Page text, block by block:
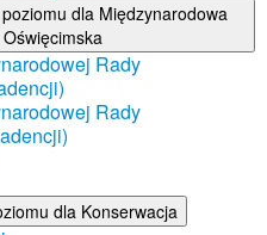
dla Międzynarodowa
Rady
Rady
dla Konserwacja